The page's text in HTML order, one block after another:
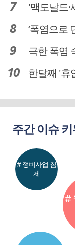
'맥도날드·세종
‘폭염으로
극한 폭염
한달째 '휴업'
주간 이슈
#
# 정비사업 침
체